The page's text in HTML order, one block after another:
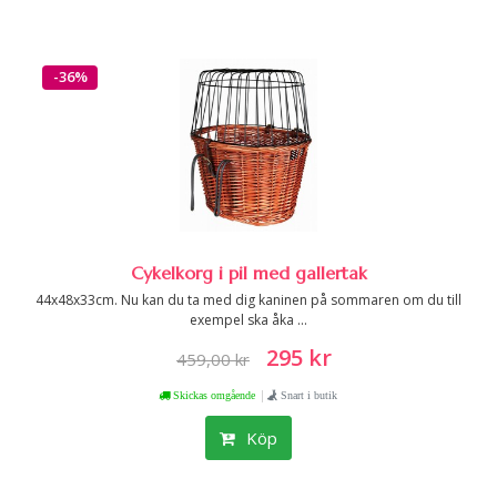
-36%
Cykelkorg i pil med gallertak
44x48x33cm. Nu kan du ta med dig kaninen på sommaren om du till
exempel ska åka ...
459,00 kr 295 kr
Skickas omgående | Snart i butik
Köp